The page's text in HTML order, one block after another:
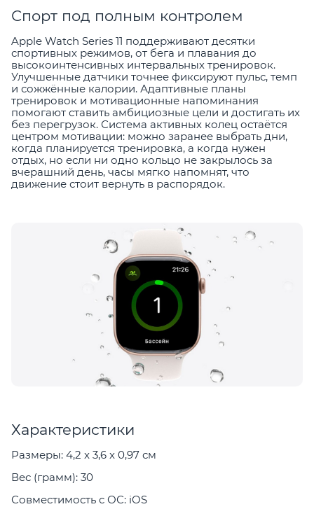
Спорт под полным контролем
Apple Watch Series 11 поддерживают десятки
спортивных режимов, от бега и плавания до
высокоинтенсивных интервальных тренировок.
Улучшенные датчики точнее фиксируют пульс, темп
и сожжённые калории. Адаптивные планы
тренировок и мотивационные напоминания
помогают ставить амбициозные цели и достигать их
без перегрузок. Система активных колец остаётся
центром мотивации: можно заранее выбрать дни,
когда планируется тренировка, а когда нужен
отдых, но если ни одно кольцо не закрылось за
вчерашний день, часы мягко напомнят, что
движение стоит вернуть в распорядок.
Характеристики
Размеры: 4,2 x 3,6 x 0,97 см
Вес (грамм): 30
Совместимость с ОС: iOS